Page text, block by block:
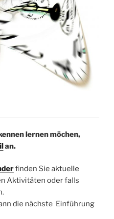
lernen möchen,
an.
finden Sie aktuelle
Aktivitäten oder falls
die nächste Einführung